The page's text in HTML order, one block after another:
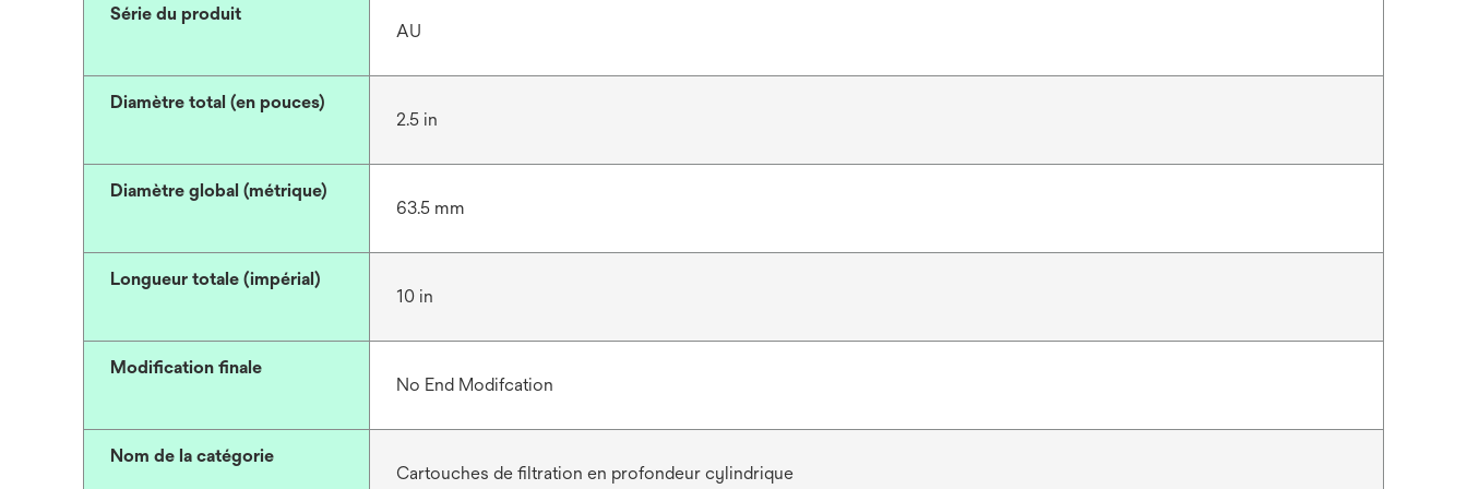
Série du produit
AU
Diamètre total (en pouces)
2.5 in
Diamètre global (métrique)
63.5 mm
Longueur totale (impérial)
10 in
Modification finale
No End Modifcation
Nom de la catégorie
Cartouches de filtration en profondeur cylindrique